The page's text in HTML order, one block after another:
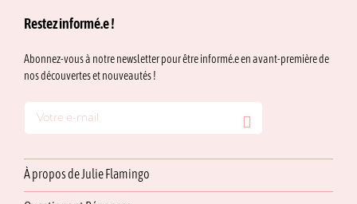
Restez informé.e !
Abonnez-vous à notre newsletter pour être informé.e en avant-première de
nos découvertes et nouveautés !
À propos de Julie Flamingo